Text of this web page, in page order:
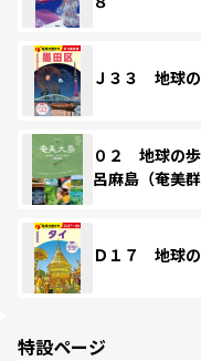
Ｊ３３ 地球
０２ 地球の
呂麻島（奄美
Ｄ１７ 地球
特設ページ